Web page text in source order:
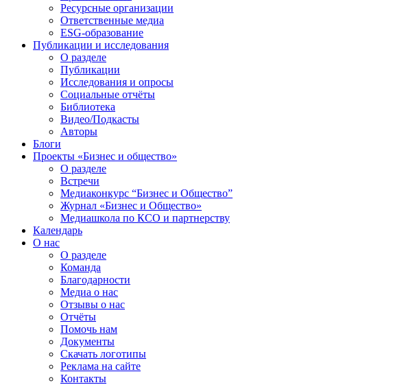
Ресурсные организации
Ответственные медиа
ESG-образование
Публикации и исследования
О разделе
Публикации
Исследования и опросы
Социальные отчёты
Библиотека
Видео/Подкасты
Авторы
Блоги
Проекты «Бизнес и общество»
О разделе
Встречи
Медиаконкурс “Бизнес и Общество”
Журнал «Бизнес и Общество»
Медиашкола по КСО и партнерству
Календарь
О нас
О разделе
Команда
Благодарности
Медиа о нас
Отзывы о нас
Отчёты
Помочь нам
Документы
Скачать логотипы
Реклама на сайте
Контакты